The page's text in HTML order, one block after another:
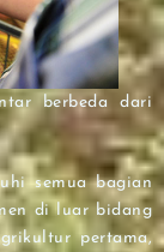
berbeda dari
semua bagian
di luar bidang
pertama,